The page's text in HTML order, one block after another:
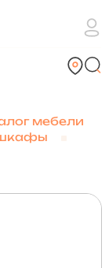
мебели